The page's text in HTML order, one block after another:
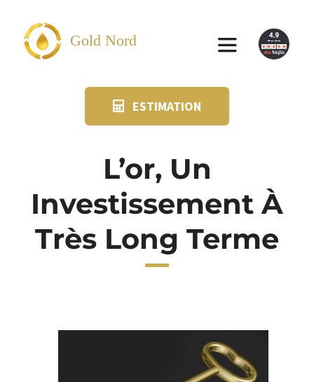
contenu
Gold Nord
Toggle
SUIVI KIT POSTAL
BLOG
ESTIMATION
L’or, Un
Investissement À
Très Long Terme